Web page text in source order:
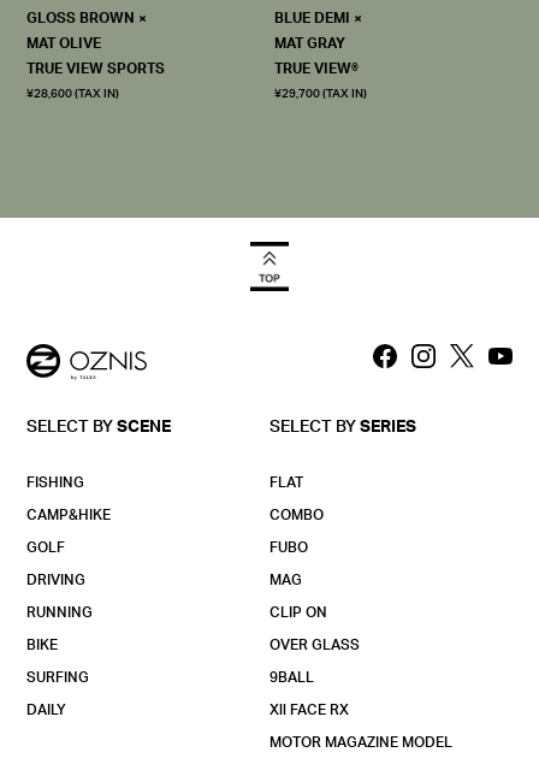
GLOSS BROWN ×
MAT OLIVE
TRUE VIEW SPORTS
¥28,600 (TAX IN)
BLUE DEMI ×
MAT GRAY
TRUE VIEW®
¥29,700 (TAX IN)
SELECT BYSCENE
FISHING
CAMP&HIKE
GOLF
DRIVING
RUNNING
BIKE
SURFING
DAILY
SELECT BY SERIES
FLAT
COMBO
FUBO
MAG
CLIP ON
OVER GLASS
9BALL
Xll FACE RX
MOTOR MAGAZINE MODEL